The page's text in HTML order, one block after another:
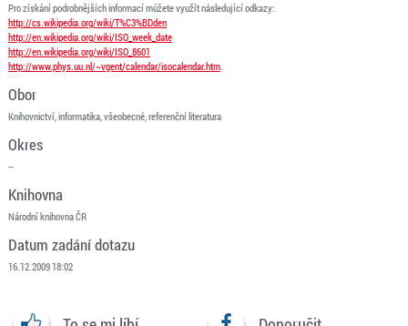
Pro získání podrobnějších informací můžete využít následující odkazy:
http://cs.wikipedia.org/wiki/T%C3%BDden
http://en.wikipedia.org/wiki/ISO_week_date
http://en.wikipedia.org/wiki/ISO_8601
http://www.phys.uu.nl/~vgent/calendar/isocalendar.htm.
Obor
Knihovnictví, informatika, všeobecné, referenční literatura
Okres
--
Knihovna
Národní knihovna ČR
Datum zadání dotazu
16.12.2009 18:02